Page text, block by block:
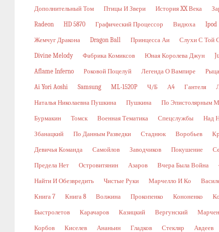
Дополнительный Том Птицы И Звери История XX Века
Radeon HD 5870 Графический Процессор Видюха Ipod
Жемчуг Дракона Dragon Ball Принцесса Аи Слухи С Той
Divine Melody Фабрика Комиксов Юная Королева Джун
Aflame Inferno Роковой Поцелуй Легенда О Вампире
Ai Yori Aoshi Samsung ML-1520P Ч/б А4 Гантеля
Наталья Николаевна Пушкина Пушкина По Эпистолярным
Бурмакин Томск Военная Тематика Спецслужбы Над
Збанацкий По Данным Разведки Стаднюк Воробьев
Девичья Команда Самойлов Заводчиков Покушение
Предела Нет Островитянин Азаров Вчера Была Война
Найти И Обезвредить Чистые Руки Марчелло И Ко
Книга 7 Книга 8 Волжина Прокопенко Кононенко
Быстролетов Карачаров Казицкий Вергунский
Корбов Киселев Ананьин Гладков Стекляр Авдеев